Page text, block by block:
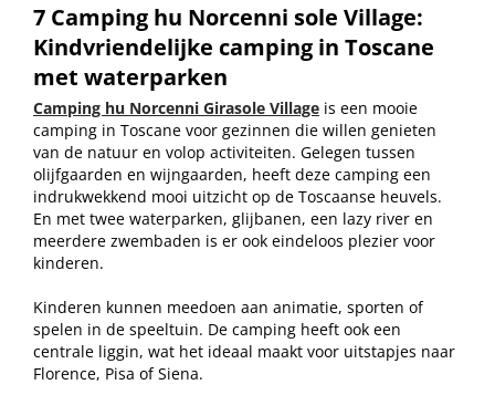
7 Camping hu Norcenni sole Village:
Kindvriendelijke camping in Toscane
met waterparken
Camping hu Norcenni Girasole Village is een mooie
camping in Toscane voor gezinnen die willen genieten
van de natuur en volop activiteiten. Gelegen tussen
olijfgaarden en wijngaarden, heeft deze camping een
indrukwekkend mooi uitzicht op de Toscaanse heuvels.
En met twee waterparken, glijbanen, een lazy river en
meerdere zwembaden is er ook eindeloos plezier voor
kinderen.
Kinderen kunnen meedoen aan animatie, sporten of
spelen in de speeltuin. De camping heeft ook een
centrale liggin, wat het ideaal maakt voor uitstapjes naar
Florence, Pisa of Siena.